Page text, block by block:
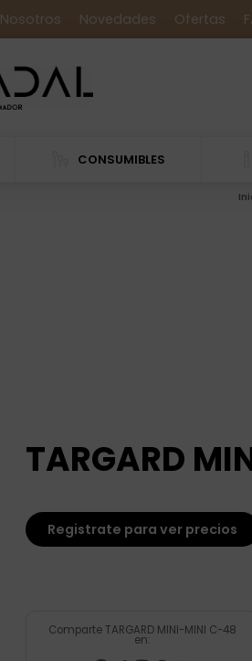
Nosotros Novedades Ofertas
CONSUMIBLES
TARGARD
Registrate para ver precios
Comparte TARGARD MINI-MINI C-48
en: